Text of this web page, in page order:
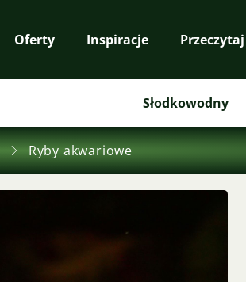
Oferty Inspiracje Przeczytaj
Słodkowodny
Ryby akwariowe